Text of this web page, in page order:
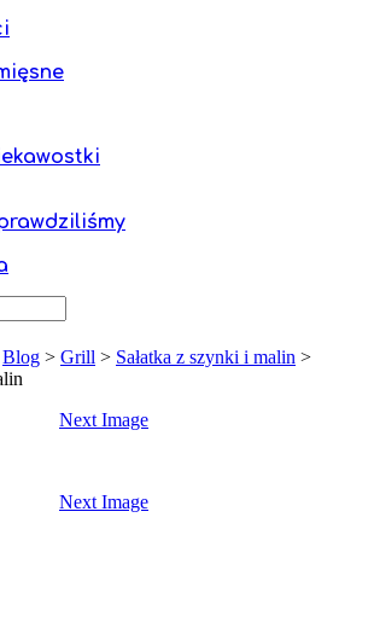
Blog > Grill > Sałatka z szynki i malin >
Next Image
Next Image